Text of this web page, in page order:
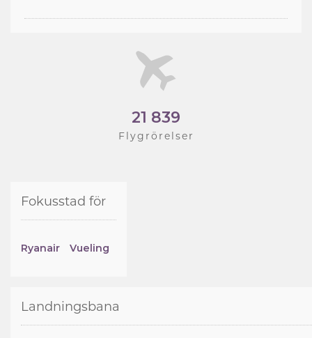
21 839
Flygrörelser
Fokusstad för
Ryanair Vueling
Landningsbana